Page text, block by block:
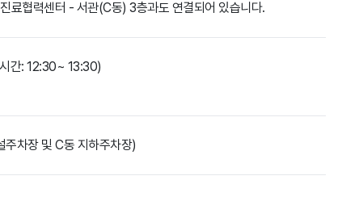
료협력센터 - 서관(C동) 3층과도 연결되어 있습니다.
간: 12:30~ 13:30)
주차장 및 C동 지하주차장)